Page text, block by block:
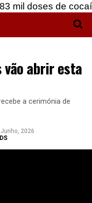
de cocaína, em
vão abrir esta
a cerimónia de
2026